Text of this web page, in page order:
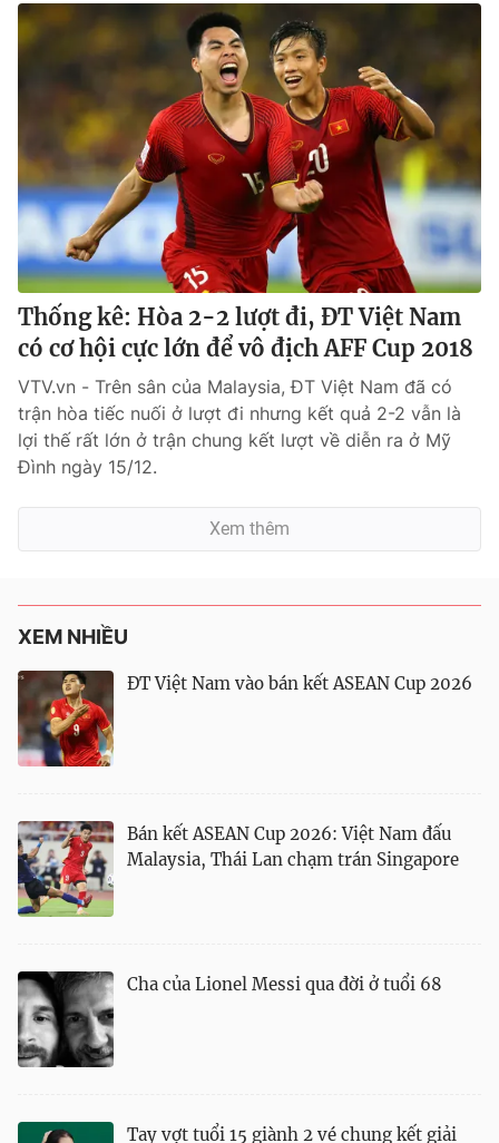
Thống kê: Hòa 2-2 lượt đi, ĐT Việt Nam
có cơ hội cực lớn để vô địch AFF Cup 2018
VTV.vn - Trên sân của Malaysia, ĐT Việt Nam đã có
trận hòa tiếc nuối ở lượt đi nhưng kết quả 2-2 vẫn là
lợi thế rất lớn ở trận chung kết lượt về diễn ra ở Mỹ
Đình ngày 15/12.
Xem thêm
XEM NHIỀU
ĐT Việt Nam vào bán kết ASEAN Cup 2026
Bán kết ASEAN Cup 2026: Việt Nam đấu
Malaysia, Thái Lan chạm trán Singapore
Cha của Lionel Messi qua đời ở tuổi 68
Tay vợt tuổi 15 giành 2 vé chung kết giải